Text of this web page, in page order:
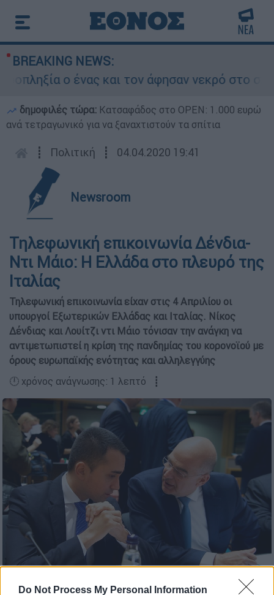
Do Not Process My Personal Information
BREAKING NEWS:
ο ένας και τον άφησαν νεκρό στο σημείο
δημοφιλές τώρα: Κατσαφάδος στο OPEN: 1.000 ευρώ
ανά τετραγωνικό για να ξαναχτιστούν τα σπίτια
┋ Πολιτική ┋ 04.04.2020 19:41
Newsroom
Τηλεφωνική επικοινωνία Δένδια-
Ντι Μάιο: Η Ελλάδα στο πλευρό της
Ιταλίας
Τηλεφωνική επικοινωνία είχαν στις 4 Απριλίου οι
υπουργοί Εξωτερικών Ελλάδας και Ιταλίας. Νίκος
Δένδιας και Λουίτζι ντι Μάιο τόνισαν την ανάγκη να
αντιμετωπιστεί η κρίση της πανδημίας του κορονοϊού με
όρους ευρωπαϊκής ενότητας και αλληλεγγύης
🕛 χρόνος ανάγνωσης: 1 λεπτό ┋
(Eurokinissi)